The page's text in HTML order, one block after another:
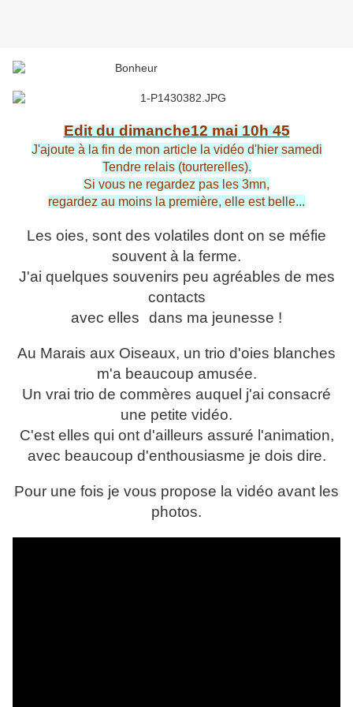
Edit du dimanche12 mai 10h 45
J'ajoute à la fin de mon article la vidéo d'hier samedi
Tendre relais (tourterelles).
Si vous ne regardez pas les 3mn,
regardez au moins la première, elle est belle...
Les oies, sont des volatiles dont on se méfie
souvent à la ferme.
J'ai quelques souvenirs peu agréables de mes
contacts
avec elles
dans ma jeunesse !
Au Marais aux Oiseaux, un trio d'oies blanches
m'a beaucoup amusée.
Un vrai trio de commères auquel j'ai consacré
une petite vidéo.
C'est elles qui ont d'ailleurs assuré l'animation,
avec beaucoup d'enthousiasme je dois dire.
Pour une fois je vous propose la vidéo avant les
photos.